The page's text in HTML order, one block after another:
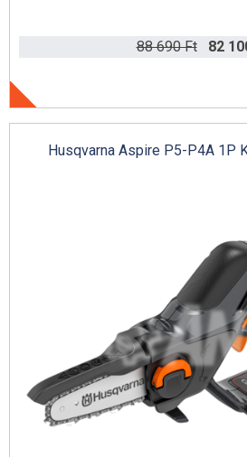
Husqvarna teljes
88 690 Ft 82
Husqvarna Aspire P5-P4A 1P